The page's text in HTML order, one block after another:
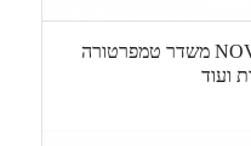
NOVUS RHT-DM WM CLIMTE משדר טמפרטורה
ועוד